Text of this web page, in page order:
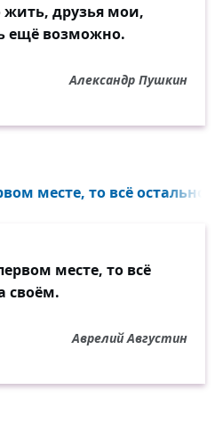
жить, друзья мои,
ещё возможно.
Александр Пушкин
месте, то всё остальное
месте, то всё
своём.
Аврелий Августин